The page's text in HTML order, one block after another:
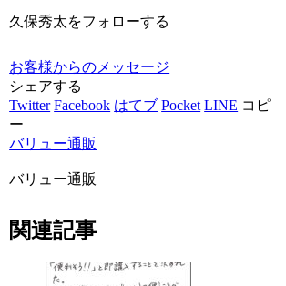
久保秀太をフォローする
お客様からのメッセージ
シェアする
Twitter Facebook はてブ Pocket LINE コピ
ー
バリュー通販
バリュー通販
関連記事